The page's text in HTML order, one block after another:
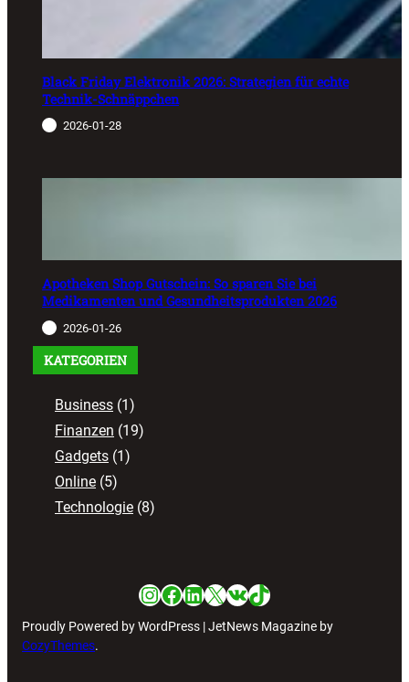
Black Friday Elektronik 2026: Strategien für echte
Technik-Schnäppchen
2026-01-28
Apotheken Shop Gutschein: So sparen Sie bei
Medikamenten und Gesundheitsprodukten 2026
2026-01-26
KATEGORIEN
Business (1)
Finanzen (19)
Gadgets (1)
Online (5)
Technologie (8)
Instagram
Facebook
LinkedIn
X VKTikTok
Proudly Powered by WordPress | JetNews Magazine by
CozyThemes.